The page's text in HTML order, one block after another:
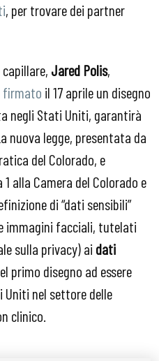
, per trovare dei partner
Jared Polis,
firmato il 17 aprile un disegno
negli Stati Uniti, garantirà
nuova legge, presentata da
del Colorado, e
alla Camera del Colorado e
di “dati sensibili”
immagini facciali, tutelati
sulla privacy) ai dati
primo disegno ad essere
nel settore delle
clinico.